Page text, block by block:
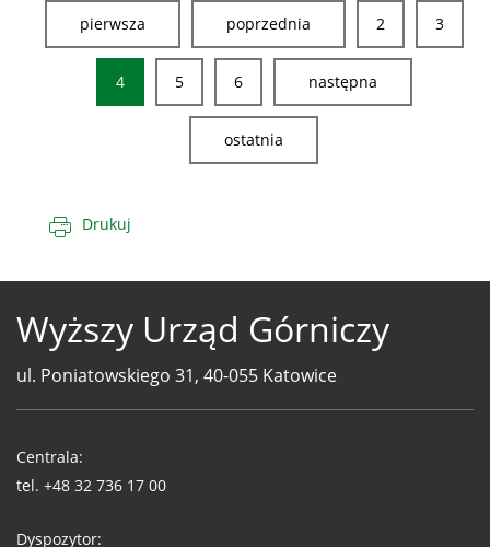
pierwsza poprzednia 2 3
4 5 6 następna
ostatnia
Drukuj
Wyższy Urząd Górniczy
ul. Poniatowskiego 31, 40-055 Katowice
WUG
Centrala:
tel. +48 32 736 17 00
Dyspozytor: